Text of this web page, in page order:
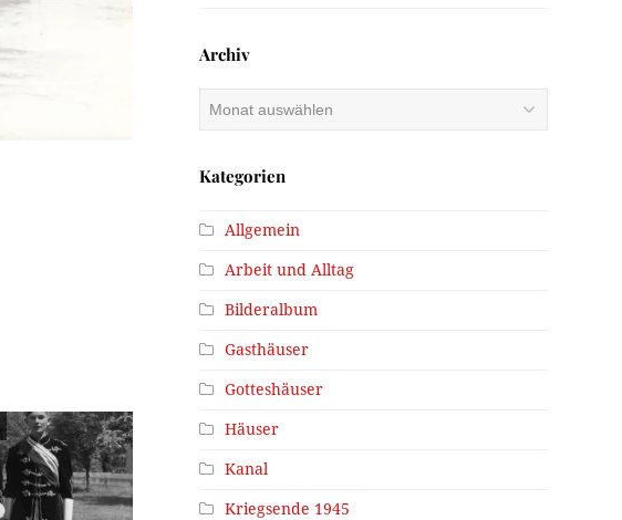
Archiv
Archiv
Kategorien
Allgemein
Arbeit und Alltag
Bilderalbum
Gasthäuser
Gotteshäuser
Häuser
Kanal
Kriegsende 1945